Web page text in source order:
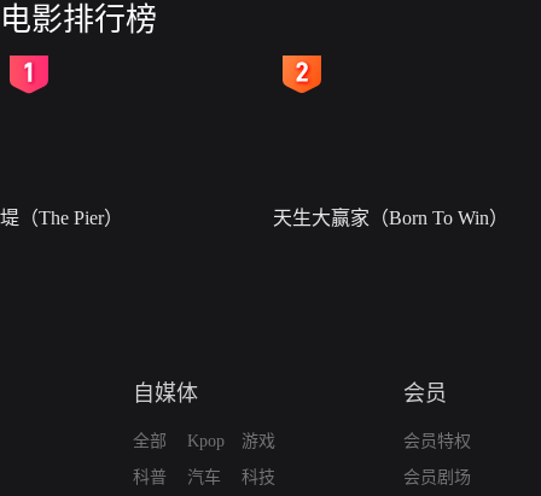
电影排行榜
堤（The Pier） 天生大赢家（Born To Win）
自媒体
全部
科普
Kpop
汽车
游戏
科技
会员
会员特权
会员剧场